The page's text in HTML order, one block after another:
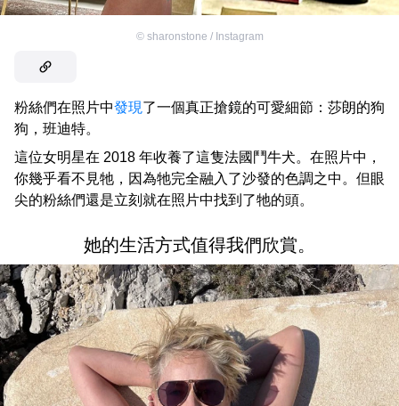
© sharonstone / Instagram
粉絲們在照片中發現了一個真正搶鏡的可愛細節：莎朗的狗
狗，班迪特。
這位女明星在 2018 年收養了這隻法國鬥牛犬。在照片中，
你幾乎看不見牠，因為牠完全融入了沙發的色調之中。但眼
尖的粉絲們還是立刻就在照片中找到了牠的頭。
她的生活方式值得我們欣賞。